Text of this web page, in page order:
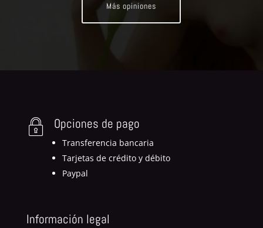
Más opiniones
Opciones de pago
Transferencia bancaria
Tarjetas de crédito y débito
Paypal
Información legal